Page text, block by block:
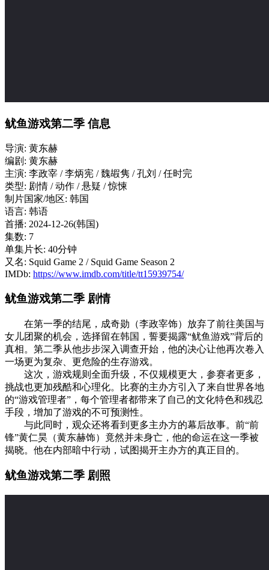
鱿鱼游戏第二季 信息
导演: 黄东赫
编剧: 黄东赫
主演: 李政宰 / 李炳宪 / 魏嘏隽 / 孔刘 / 任时完
类型: 剧情 / 动作 / 悬疑 / 惊悚
制片国家/地区: 韩国
语言: 韩语
首播: 2024-12-26(韩国)
集数: 7
单集片长: 40分钟
又名: Squid Game 2 / Squid Game Season 2
IMDb: https://www.imdb.com/title/tt15939754/
鱿鱼游戏第二季 剧情
在第一季的结尾，成奇勋（李政宰饰）放弃了前往美国与
女儿团聚的机会，选择留在韩国，誓要揭露“鱿鱼游戏”背后的
真相。第二季从他步步深入调查开始，他的决心让他再次卷入
一场更为复杂、更危险的生存游戏。
这次，游戏规则全面升级，不仅规模更大，参赛者更多，
挑战也更加残酷和心理化。比赛的主办方引入了来自世界各地
的“游戏管理者”，每个管理者都带来了自己的文化特色和残忍
手段，增加了游戏的不可预测性。
与此同时，观众还将看到更多主办方的幕后故事。前“前
锋”黄仁昊（黄东赫饰）竟然并未身亡，他的命运在这一季被
揭晓。他在内部暗中行动，试图揭开主办方的真正目的。
鱿鱼游戏第二季 剧照